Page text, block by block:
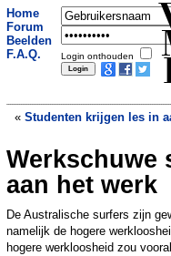
Home
Forum
Beelden
F.A.Q.
Login onthouden
« Studenten krijgen les in
Werkschuwe
aan het werk
De Australische surfers zijn
namelijk de hogere
hogere werkloosheid zou